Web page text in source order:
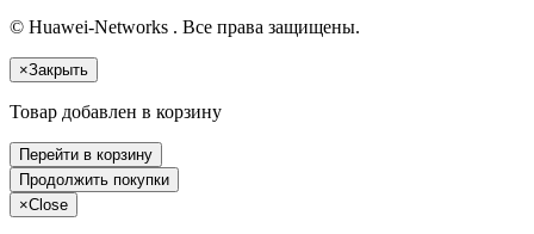
© Huawei-Networks . Все права защищены.
×Закрыть
Товар добавлен в корзину
Перейти в корзину
Продолжить покупки
×Close